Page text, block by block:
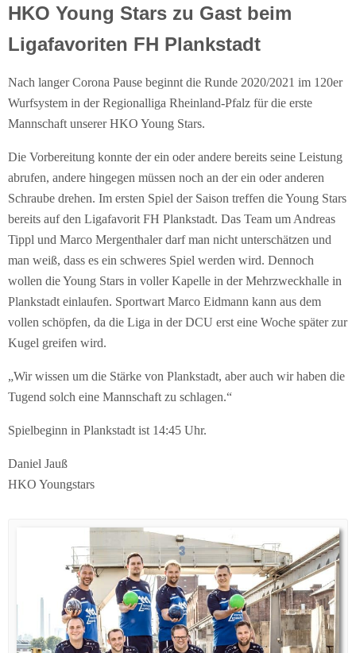
HKO Young Stars zu Gast beim
Ligafavoriten FH Plankstadt
Nach langer Corona Pause beginnt die Runde 2020/2021 im 120er
Wurfsystem in der Regionalliga Rheinland-Pfalz für die erste
Mannschaft unserer HKO Young Stars.
Die Vorbereitung konnte der ein oder andere bereits seine Leistung
abrufen, andere hingegen müssen noch an der ein oder anderen
Schraube drehen. Im ersten Spiel der Saison treffen die Young Stars
bereits auf den Ligafavorit FH Plankstadt. Das Team um Andreas
Tippl und Marco Mergenthaler darf man nicht unterschätzen und
man weiß, dass es ein schweres Spiel werden wird. Dennoch
wollen die Young Stars in voller Kapelle in der Mehrzweckhalle in
Plankstadt einlaufen. Sportwart Marco Eidmann kann aus dem
vollen schöpfen, da die Liga in der DCU erst eine Woche später zur
Kugel greifen wird.
„Wir wissen um die Stärke von Plankstadt, aber auch wir haben die
Tugend solch eine Mannschaft zu schlagen.“
Spielbeginn in Plankstadt ist 14:45 Uhr.
Daniel Jauß
HKO Youngstars